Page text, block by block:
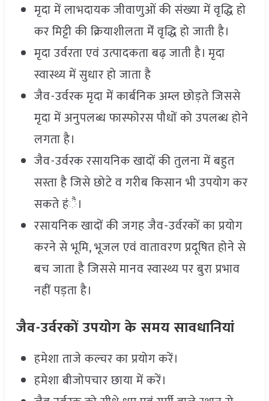
मृदा में लाभदायक जीवाणुओं की संख्या में वृद्धि हो
कर मिट्टी की क्रियाशीलता मेंं वृद्धि हो जाती है।
मृदा उर्वरता एवं उत्पादकता बढ़ जाती है। मृदा
स्वास्थ्य में सुधार हो जाता है
जैव-उर्वरक मृदा में कार्बनिक अम्ल छोड़ते जिससे
मृदा में अनुपलब्ध फास्फोरस पौधों को उपलब्ध होने
लगता है।
जैव-उर्वरक रसायनिक खादों की तुलना में बहुत
सस्ता है जिसे छोटे व गरीब किसान भी उपयोग कर
सकते हंै।
रसायनिक खादों की जगह जैव-उर्वरकों का प्रयोग
करने से भूमि, भूजल एवं वातावरण प्रदूषित होने से
बच जाता है जिससे मानव स्वास्थ्य पर बुरा प्रभाव
नहीं पड़ता है।
जैव-उर्वरकों उपयोग के समय सावधानियां
हमेशा ताजे कल्चर का प्रयोग करें।
हमेशा बीजोपचार छाया में करें।